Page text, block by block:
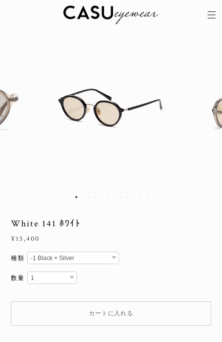
White 141 ﾎﾜｲﾄ
¥15,400
種類
数量
カートに入れる